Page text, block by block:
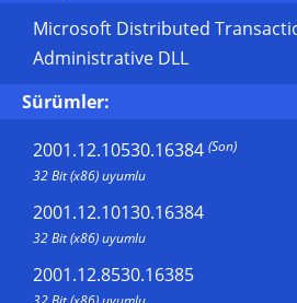
Microsoft Distributed
Administrative DLL
Sürümler:
2001.12.10530.16384 (Son)
32 Bit (x86) uyumlu
2001.12.10130.16384
32 Bit (x86) uyumlu
2001.12.8530.16385